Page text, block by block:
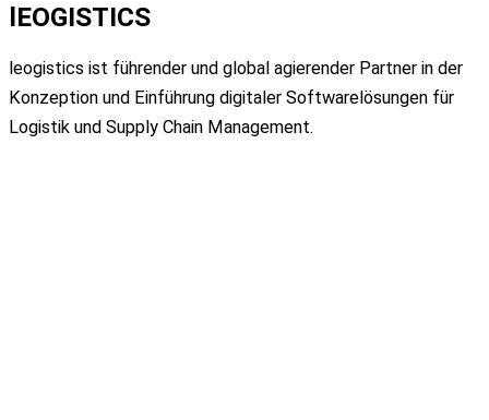
lEOGISTICS
leogistics ist führender und global agierender Partner in der
Konzeption und Einführung digitaler Softwarelösungen für
Logistik und Supply Chain Management.